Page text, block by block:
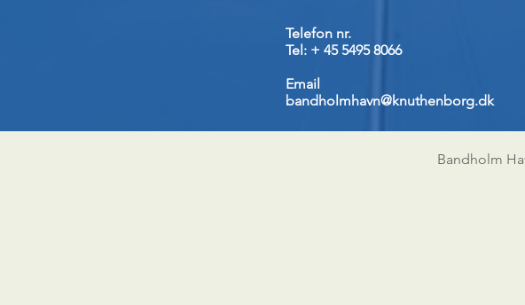
Telefon nr.
Tel: + 45 5495 8066
Email
bandholmhavn@knuthenborg.dk
Bandholm